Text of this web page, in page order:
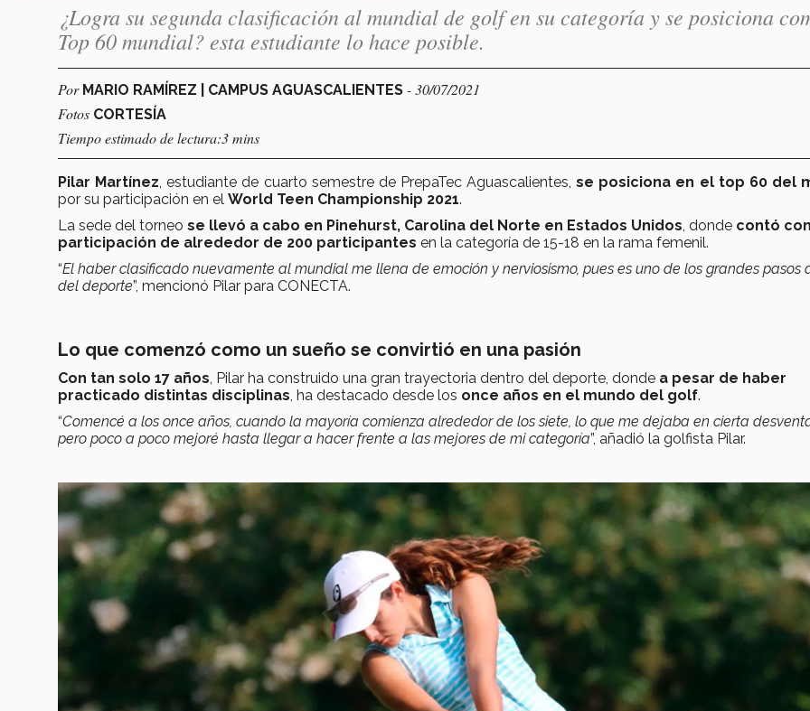
¿Logra su segunda clasificación al mundial de golf en su categoría y se posiciona
Top 60 mundial? esta estudiante lo hace posible.
Por MARIO RAMÍREZ | CAMPUS AGUASCALIENTES - 30/07/2021
Fotos CORTESÍA
Tiempo estimado de lectura:3 mins
Pilar Martínez , estudiante de cuarto semestre de PrepaTec Aguascalientes,se posiciona en el top 60 del
por su participación en el World Teen Championship 2021.
La sede del torneo se llevó a cabo en Pinehurst, Carolina del Norte en Estados Unidos , donde contó
participación de alrededor de 200 participantes en la categoría de 15-18 en la rama femenil.
“El haber clasificado nuevamente al mundial me llena de emoción y nerviosismo, pues es uno de los grandes pasos
del deporte”, mencionó Pilar para CONECTA.
Lo que comenzó como un sueño se convirtió en una pasión
Con tan solo 17 años , Pilar ha construido una gran trayectoria dentro del deporte, donde a pesar de haber
practicado distintas disciplinas , ha destacado desde los once años en el mundo del golf.
“Comencé a los once años, cuando la mayoría comienza alrededor de los siete, lo que me dejaba en cierta
pero poco a poco mejoré hasta llegar a hacer frente a las mejores de mi categoría”, añadió la golfista Pilar.